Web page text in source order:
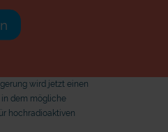
wird jetzt einen
dem mögliche
hochradioaktiven